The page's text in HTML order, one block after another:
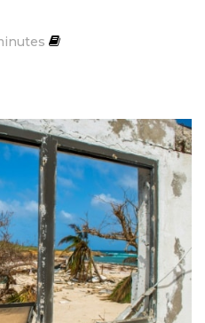
FACEBOOK
SUR LINKEDIN